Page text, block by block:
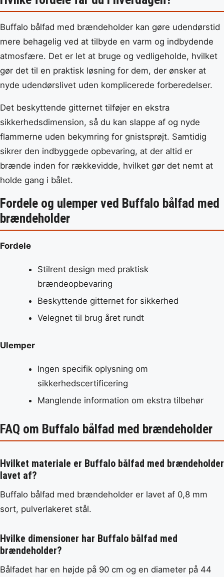
Buffalo bålfad med brændeholder kan gøre udendørstid
mere behagelig ved at tilbyde en varm og indbydende
atmosfære. Det er let at bruge og vedligeholde, hvilket
gør det til en praktisk løsning for dem, der ønsker at
nyde udendørslivet uden komplicerede forberedelser.
Det beskyttende gitternet tilføjer en ekstra
sikkerhedsdimension, så du kan slappe af og nyde
flammerne uden bekymring for gnistsprøjt. Samtidig
sikrer den indbyggede opbevaring, at der altid er
brænde inden for rækkevidde, hvilket gør det nemt at
holde gang i bålet.
Fordele og ulemper ved Buffalo bålfad med
brændeholder
Fordele
Stilrent design med praktisk
brændeopbevaring
Beskyttende gitternet for sikkerhed
Velegnet til brug året rundt
Ulemper
Ingen specifik oplysning om
sikkerhedscertificering
Manglende information om ekstra tilbehør
FAQ om Buffalo bålfad med brændeholder
Hvilket materiale er Buffalo bålfad med brændeholder
lavet af?
Buffalo bålfad med brændeholder er lavet af 0,8 mm
sort, pulverlakeret stål.
Hvilke dimensioner har Buffalo bålfad med
brændeholder?
Bålfadet har en højde på 90 cm og en diameter på 44